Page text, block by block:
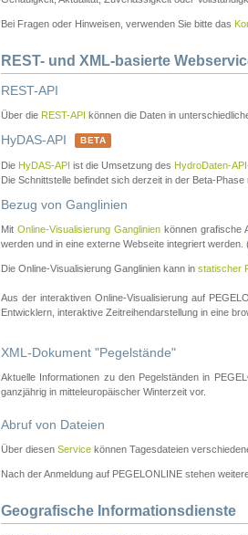
Bei Fragen oder Hinweisen, verwenden Sie bitte das
REST- und XML-basierte
REST-API
Über die REST-API können die Daten in
HyDAS-API BETA
Die HyDAS-API ist die Umsetzung des HydroDaten-
Die Schnittstelle befindet sich derzeit in der Beta-
Bezug von Ganglinien
MitOnline-Visualisierung Ganglinien können grafische
werden und in eine externe Webseite integriert werden.
Die Online-Visualisierung Ganglinien kann in statischer
Aus der interaktiven Online-Visualisierung auf
Entwicklern, interaktive Zeitreihendarstellung in eine
XML-Dokument "Pegelstände"
Aktuelle Informationen zu den Pegelständen in
ganzjährig in mitteleuropäischer Winterzeit vor.
Abruf von Dateien
Über diesen Service können Tagesdateien
Nach der Anmeldung auf PEGELONLINE stehen
Geografische Informationsdienste